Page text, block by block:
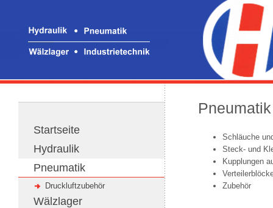
Startseite
Hydraulik
Pneumatik
Druckluftzubehör
Wälzlager
Schläuche
Steck- und
Kupplungen
Zubehör